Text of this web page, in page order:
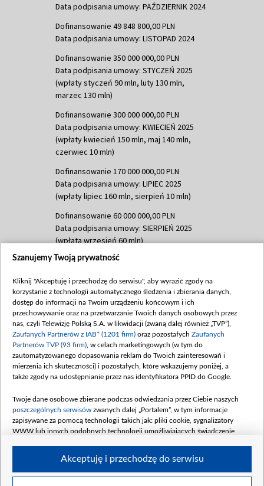
Data podpisania umowy: PAŹDZIERNIK 2024
Dofinansowanie 49 848 800,00 PLN
Data podpisania umowy: LISTOPAD 2024
Dofinansowanie 350 000 000,00 PLN
Data podpisania umowy: STYCZEŃ 2025
(wpłaty styczeń 90 mln, luty 130 mln,
marzec 130 mln)
Dofinansowanie 300 000 000,00 PLN
Data podpisania umowy: KWIECIEŃ 2025
(wpłaty kwiecień 150 mln, maj 140 mln,
czerwiec 10 mln)
Dofinansowanie 170 000 000,00 PLN
Data podpisania umowy: LIPIEC 2025
(wpłaty lipiec 160 mln, sierpień 10 mln)
Dofinansowanie 60 000 000,00 PLN
Data podpisania umowy: SIERPIEŃ 2025
(wpłata wrzesień 60 mln)
Dofinansowanie 635 783 051,21 PLN
(wpłata wrzesień 100 mln, październik 350
mln, listopad 265 mln)
Dofinansowanie 48 862 000,00 PLN
Data podpisania umowy: GRUDZIEŃ 2025
(wpłata grudzień 60,548 mln)
Dofinansowanie 900 000 000,00 PLN
Data podpisania umowy: LUTY 2026 (wpłata
kwiecień 180 mln, 7 maja 180 mln, 8
czerwca 90 mln)
Dofinansowanie 250 000 000,00 PLN
4 sierpnia 250 mln
Szanujemy Twoją prywatność
Kliknij "Akceptuję i przechodzę do serwisu", aby wyrazić zgody na
korzystanie z technologii automatycznego śledzenia i zbierania danych,
dostęp do informacji na Twoim urządzeniu końcowym i ich
przechowywanie oraz na przetwarzanie Twoich danych osobowych przez
nas, czyli Telewizję Polską S.A. w likwidacji (zwaną dalej również „TVP”),
Zaufanych Partnerów z IAB* (1201 firm) oraz pozostałych Zaufanych
Partnerów TVP (93 firm) , w celach marketingowych (w tym do
zautomatyzowanego dopasowania reklam do Twoich zainteresowań i
mierzenia ich skuteczności) i pozostałych, które wskazujemy poniżej, a
także zgody na udostępnianie przez nas identyfikatora PPID do Google.
Twoje dane osobowe zbierane podczas odwiedzania przez Ciebie naszych
poszczególnych serwisów zwanych dalej „Portalem”, w tym informacje
zapisywane za pomocą technologii takich jak: pliki cookie, sygnalizatory
WWW lub innych podobnych technologii umożliwiających świadczenie
Akceptuję i przechodzę do serwisu